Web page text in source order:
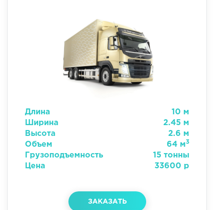
Длина
10 м
Ширина
2.45 м
Высота
2.6 м
Объем
64 м3
Грузоподъемность
15 тонны
Цена
33600 р
ЗАКАЗАТЬ